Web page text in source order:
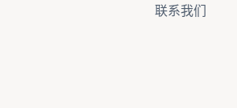
联系我们